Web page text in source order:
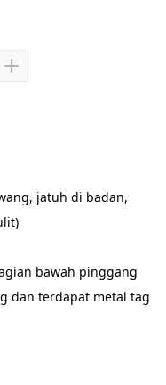
jatuh di badan,
bawah pinggang
dan terdapat metal tag